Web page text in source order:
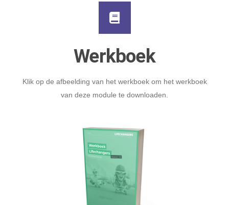
Werkboek
Klik op de afbeelding van het werkboek om het werkboek
van deze module te downloaden.